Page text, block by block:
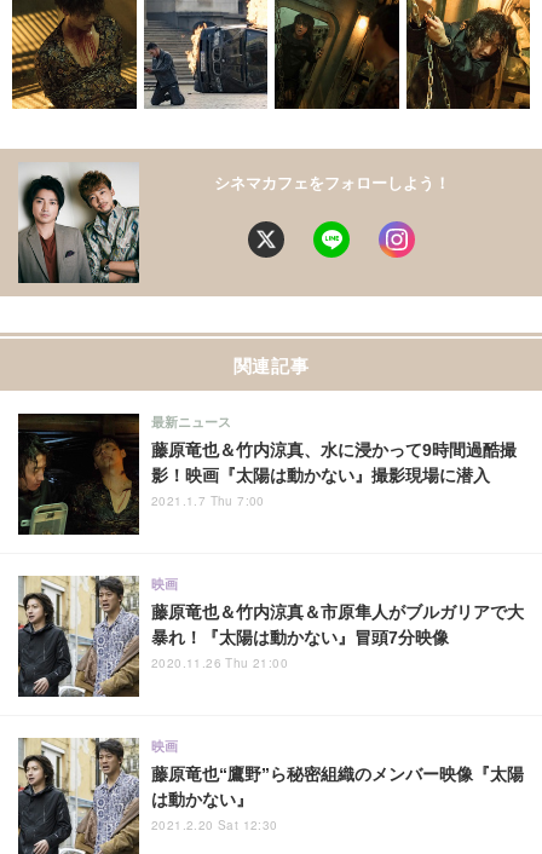
シネマカフェをフォローしよう！
関連記事
藤原竜也＆竹内涼真、水に浸かって9時間過酷撮
影！映画『太陽は動かない』撮影現場に潜入
最新ニュース
2021.1.7 Thu 7:00
藤原竜也＆竹内涼真＆市原隼人がブルガリアで大
暴れ！『太陽は動かない』冒頭7分映像
映画
2020.11.26 Thu 21:00
藤原竜也“鷹野”ら秘密組織のメンバー映像『太陽
は動かない』
映画
2021.2.20 Sat 12:30